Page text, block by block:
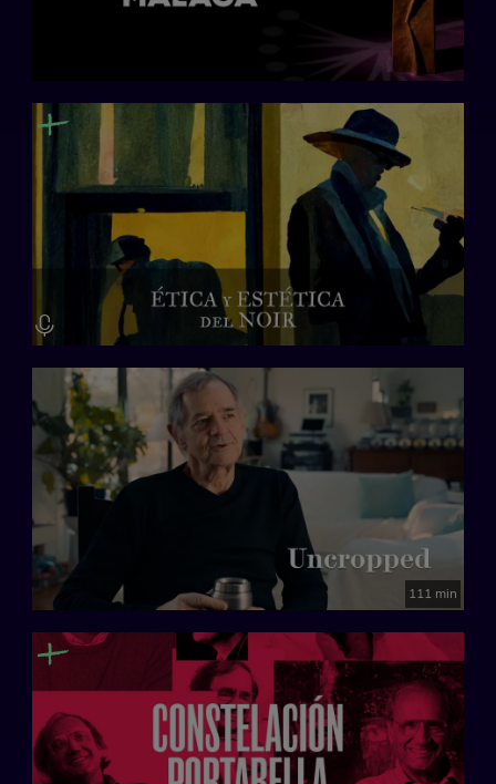
111 min